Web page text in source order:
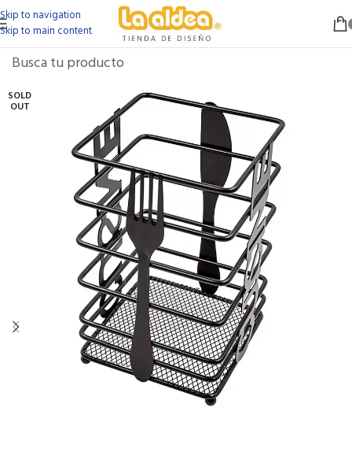
Skip to navigation
Skip to main content
SOLD
OUT